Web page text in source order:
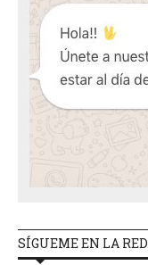
SÍGUEME EN LA RED